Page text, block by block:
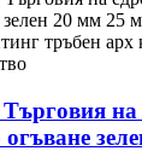
на
огъване